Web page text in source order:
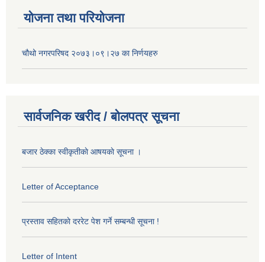
योजना तथा परियोजना
चौथो नगरपरिषद २०७३।०९।२७ का निर्णयहरु
सार्वजनिक खरीद / बोलपत्र सूचना
बजार ठेक्का स्वीकृतीकाे आषयकाे सूचना ।
Letter of Acceptance
प्रस्ताव सहितकाे दररेट पेश गर्ने सम्बन्धी सूचना !
Letter of Intent